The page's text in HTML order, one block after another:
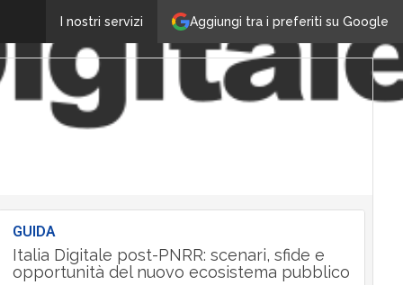
Aggiungi tra i preferiti su Google
I nostri servizi
GUIDA
Italia Digitale post-PNRR: scenari, sfide e
opportunità del nuovo ecosistema pubblico